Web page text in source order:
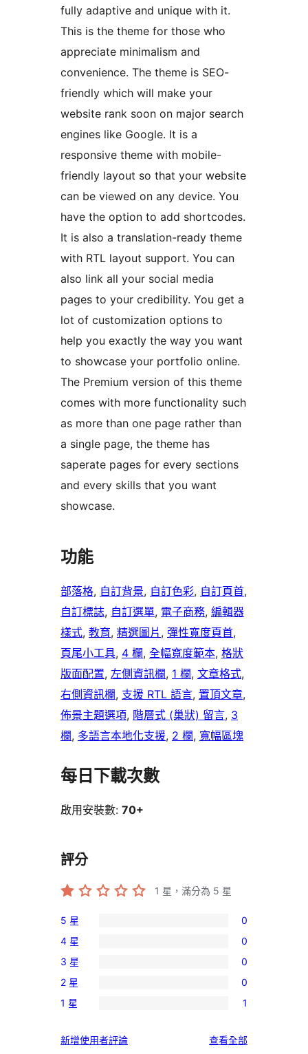
fully adaptive and unique with it.
This is the theme for those who
appreciate minimalism and
convenience. The theme is SEO-
friendly which will make your
website rank soon on major search
engines like Google. It is a
responsive theme with mobile-
friendly layout so that your website
can be viewed on any device. You
have the option to add shortcodes.
It is also a translation-ready theme
with RTL layout support. You can
also link all your social media
pages to your credibility. You get a
lot of customization options to
help you exactly the way you want
to showcase your portfolio online.
The Premium version of this theme
comes with more functionality such
as more than one page rather than
a single page, the theme has
saperate pages for every sections
and every skills that you want
showcase.
功能
部落格, 自訂背景, 自訂色彩, 自訂頁首
自訂標誌, 自訂選單, 電子商務, 編輯器
樣式, 教育, 精選圖片 , 彈性寬度頁首
頁尾小工具, 4 欄, 全幅寬度範本, 格狀
版面配置, 左側資訊欄, 1 欄, 文章格式
右側資訊欄, 支援 RTL 語言, 置頂文章
佈景主題選項, 階層式 (巢狀) 留言, 3
欄, 多語言本地化支援, 2 欄, 寬幅區塊
每日下載次數
啟用安裝數: 70+
評分
1 星，滿分為 5 星
0
個
5
星
使
者
5 星 0
0
個
4
星
用
4 星 0
0
個
3
使
3 星 0
0
個
星
2 星 0
1
1
1 星 1
新增使用者評論 查看全部使